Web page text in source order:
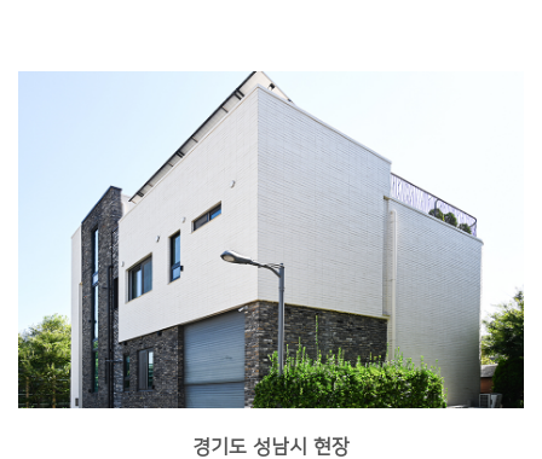
경기도 성남시 현장